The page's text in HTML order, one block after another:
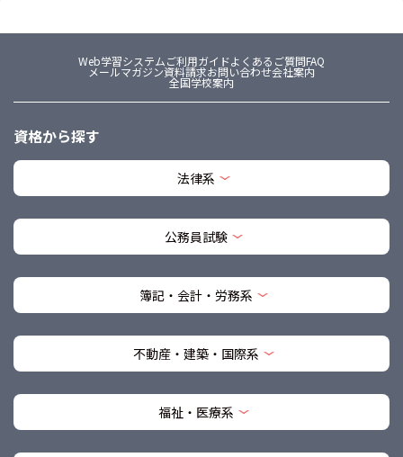
Web学習システムご利用ガイドよくあるご質問FAQ
メールマガジン資料請求お問い合わせ会社案内
全国学校案内
資格から探す
法律系
公務員試験
簿記・会計・労務系
不動産・建築・国際系
福祉・医療系